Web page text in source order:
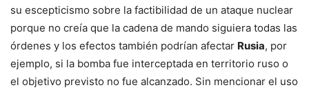
su escepticismo sobre la factibilidad de un ataque nuclear
porque no creía que la cadena de mando siguiera todas las
órdenes y los efectos también podrían afectar Rusia, por
ejemplo, si la bomba fue interceptada en territorio ruso o
el objetivo previsto no fue alcanzado. Sin mencionar el uso